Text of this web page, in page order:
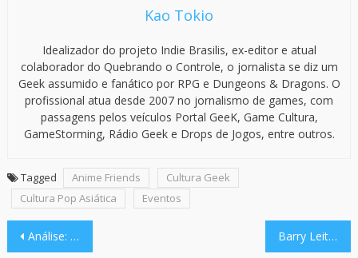
Kao Tokio
Idealizador do projeto Indie Brasilis, ex-editor e atual
colaborador do Quebrando o Controle, o jornalista se diz um
Geek assumido e fanático por RPG e Dungeons & Dragons. O
profissional atua desde 2007 no jornalismo de games, com
passagens pelos veículos Portal GeeK, Game Cultura,
GameStorming, Rádio Geek e Drops de Jogos, entre outros.
Tagged Anime Friends
Cultura Geek
Cultura Pop Asiática
Eventos
Navegação
Análise: Anime Friends dá lição de organização de eventos com edição 2025 Barry Leitch e banda MegaDriver vão tocar ao vivo na Retrocon 2025